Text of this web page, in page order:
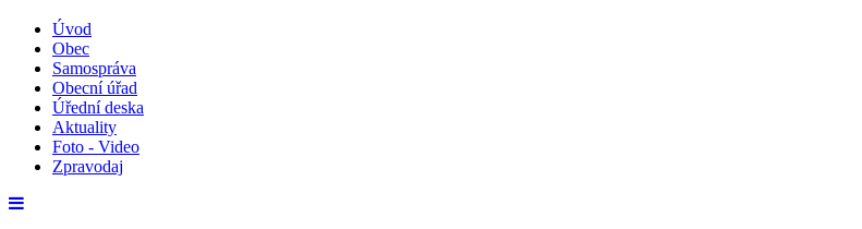
Úvod
Obec
Samospráva
Obecní úřad
Úřední deska
Aktuality
Foto - Video
Zpravodaj